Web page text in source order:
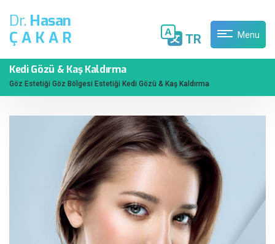
Dr. Hasan
ÇAKAR
TR Menu
Kedi Gözü & Kaş Kaldırma
Göz Estetiği Göz Bölgesi Estetiği Kedi Gözü & Kaş Kaldırma